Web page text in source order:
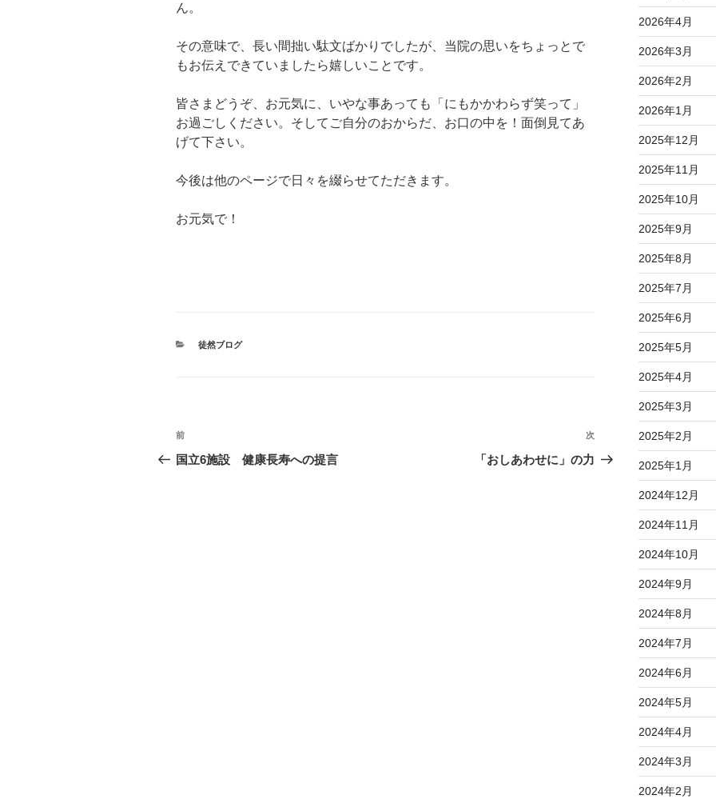
ん。
その意味で、長い間拙い駄文ばかりでしたが、当院の思いをちょっとで
もお伝えできていましたら嬉しいことです。
皆さまどうぞ、お元気に、いやな事あっても「にもかかわらず笑って」
お過ごしください。そしてご自分のおからだ、お口の中を！面倒見てあ
げて下さい。
今後は他のページで日々を綴らせてただきます。
お元気で！
カ
徒然ブログ
投
稿
前
の
前
国立6施設 健康長寿への提言
次
の
次
「おしあわせに」の力
2026年4月
2026年3月
2026年2月
2026年1月
2025年12月
2025年11月
2025年10月
2025年9月
2025年8月
2025年7月
2025年6月
2025年5月
2025年4月
2025年3月
2025年2月
2025年1月
2024年12月
2024年11月
2024年10月
2024年9月
2024年8月
2024年7月
2024年6月
2024年5月
2024年4月
2024年3月
2024年2月